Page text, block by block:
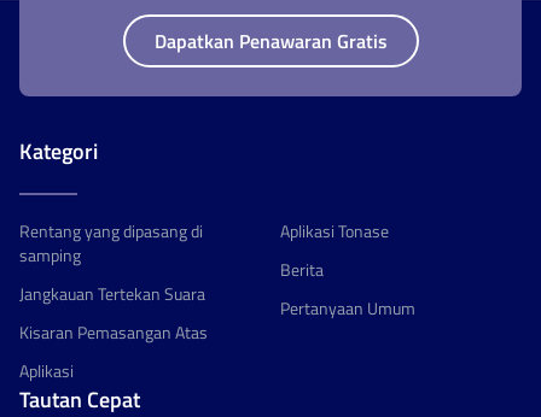
Dapatkan Penawaran Gratis
Kategori
Rentang yang dipasang di
samping
Jangkauan Tertekan Suara
Kisaran Pemasangan Atas
Aplikasi
Aplikasi Tonase
Berita
Pertanyaan Umum
Tautan Cepat